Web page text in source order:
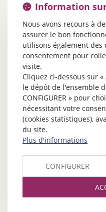
Information
Nous avons recours à
assurer le bon
utilisons également des
consentement pour
visite.
Cliquez ci-dessous sur «
le dépôt de l'ensemble
CONFIGURER » pour
nécessitant votre
(cookies statistiques),
du site.
Plus d'informations
CONFIGURER